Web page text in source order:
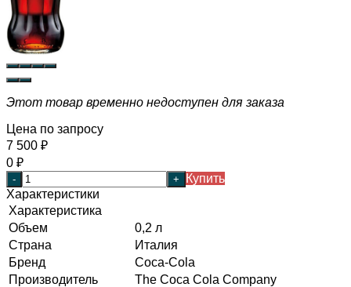
Этот товар временно недоступен для заказа
Цена по запросу
7 500 ₽
0 ₽
- +
Купить
Характеристики
Характеристика
Объем
0,2 л
Страна
Италия
Бренд
Coca-Cola
Производитель
The Coca Cola Company